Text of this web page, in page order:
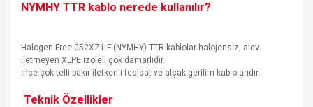
NYMHY TTR kablo nerede kullanılır?
Halogen Free 052XZ1-F (NYMHY) TTR kablolar halojensiz, alev
iletmeyen XLPE izoleli çok damarlıdır.
İnce çok telli bakır iletkenli tesisat ve alçak gerilim kablolarıdır.
Teknik Özellikler